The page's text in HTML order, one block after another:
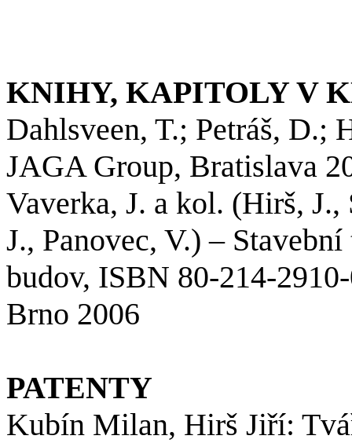
KNIHY, KAPITOLY V
Dahlsveen, T.; Petráš, D.;
JAGA Group, Bratislava
Vaverka, J. a kol. (Hirš, J.,
J., Panovec, V.) –
budov, ISBN 80-214-
Brno 2006
PATENTY
Kubín Milan, Hirš Jiří: